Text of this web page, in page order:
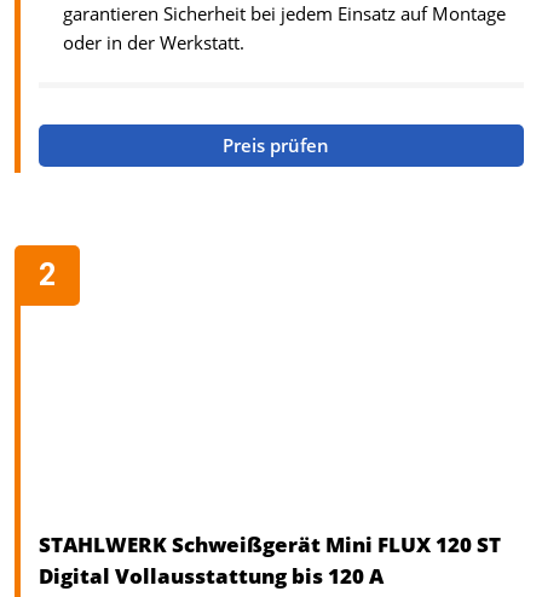
garantieren Sicherheit bei jedem Einsatz auf Montage
oder in der Werkstatt.
Preis prüfen
STAHLWERK Schweißgerät Mini FLUX 120 ST
Digital Vollausstattung bis 120 A